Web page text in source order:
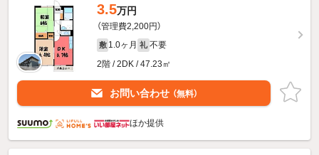
3.5万円
（管理費2,200円）
敷 1.0ヶ月 礼 不要
2階 / 2DK / 47.23㎡
お問い合わせ （無料）
ほか提供